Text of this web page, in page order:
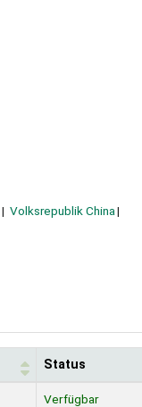
Volksrepublik China
Status
Verfügbar